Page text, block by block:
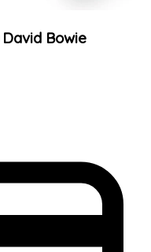
Bowie